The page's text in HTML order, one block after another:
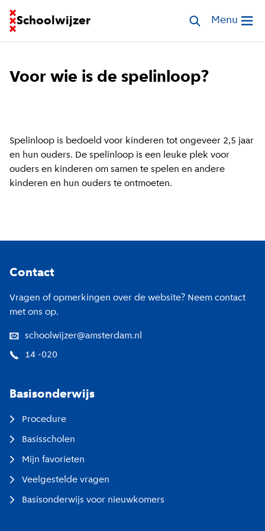
Schoolwijzer
Ga naar homepage van SchoolwijzerZoek scholen
Open
Menu
Voor wie is de spelinloop?
Spelinloop is bedoeld voor kinderen tot ongeveer 2,5 jaar
en hun ouders. De spelinloop is een leuke plek voor
ouders en kinderen om samen te spelen en andere
kinderen en hun ouders te ontmoeten.
Contact
Vragen of opmerkingen over de website? Neem contact
met ons op.
schoolwijzer@amsterdam.nl
14 -020
Basisonderwijs
Procedure
Basisscholen
Mijn favorieten
Veelgestelde vragen
Basisonderwijs voor nieuwkomers